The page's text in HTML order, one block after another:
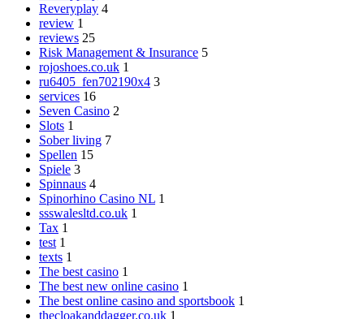
Reveryplay 4
review 1
reviews 25
Risk Management & Insurance 5
rojoshoes.co.uk 1
ru6405_fen702190x4 3
services 16
Seven Casino 2
Slots 1
Sober living 7
Spellen 15
Spiele 3
Spinnaus 4
Spinorhino Casino NL 1
ssswalesltd.co.uk 1
Tax 1
test 1
texts 1
The best casino 1
The best new online casino 1
The best online casino and sportsbook 1
thecloakanddagger.co.uk 1